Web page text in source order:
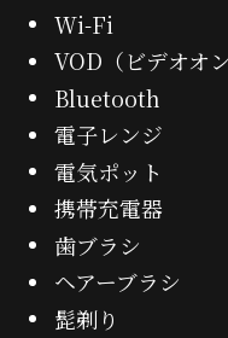
Wi-Fi
VOD（ビデオオ
Bluetooth
電子レンジ
電気ポット
携帯充電器
歯ブラシ
ヘアーブラシ
髭剃り